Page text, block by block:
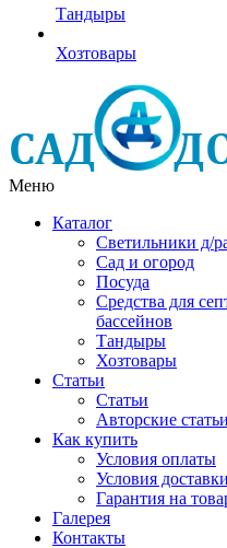
Тандыры
Хозтовары
Меню
Каталог
Светильники д/
Сад и огород
Посуда
Средства для
бассейнов
Тандыры
Хозтовары
Статьи
Статьи
Авторские статьи
Как купить
Условия оплаты
Условия доставки
Гарантия на
Галерея
Контакты